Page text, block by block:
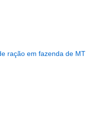
ração em fazenda de MT